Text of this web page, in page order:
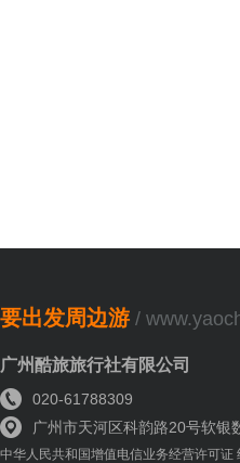
要出发周边游 /
广州酷旅旅行社有限公司
020-61788309
广州市天河区科韵路20号软银
中华人民共和国增值电信业务经营许可